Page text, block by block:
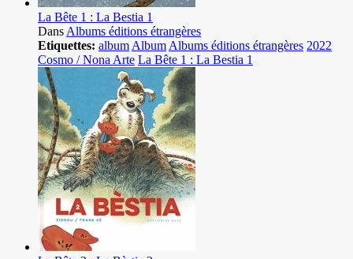
La Bête 1 : La Bestia 1
Dans Albums éditions étrangères
Etiquettes: album Album Albums éditions étrangères 2022
Cosmo / Nona Arte La Bête 1 : La Bestia 1